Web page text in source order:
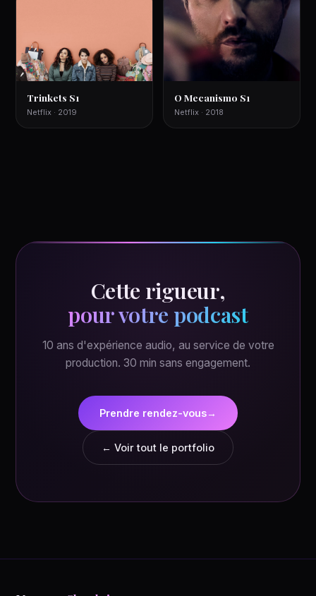
Trinkets S1
Netflix · 2019
O Mecanismo S1
Netflix · 2018
Cette rigueur,
pour votre podcast
10 ans d'expérience audio, au service de votre
production. 30 min sans engagement.
Prendre rendez-vous→
← Voir tout le portfolio